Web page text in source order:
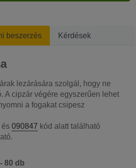
beszerzés Kérdések
lezárására szolgál, hogy ne
A cipzár végére egyszerűen lehet
a fogakat csipesz
és 090847 kód alatt található
80 db